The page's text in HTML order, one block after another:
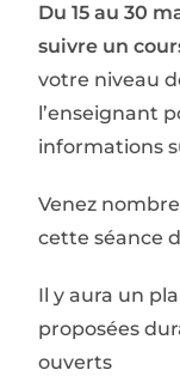
Du 15 au 30
suivre un
votre niveau
l’enseignant
informations
Venez
cette séance
Il y aura un
proposées
ouverts